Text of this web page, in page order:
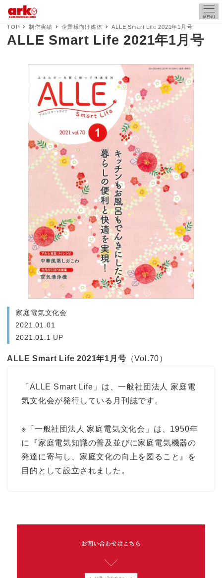
MENU
TOP 制作実績 企業様向け媒体 ALLE Smart Life 2021年1月号
ALLE Smart Life 2021年1月号
家庭電気文化会
2021.01.01
2021.01.1 UP
ALLE Smart Life 2021年1月号 （Vol.70）
「ALLE Smart Life」は、一般社団法人 家庭電
気文化会が発行している月刊誌です。
※「一般社団法人 家庭電気文化会」は、1950年
に『家庭電気知識の普及並びに家庭電気機器の
発達に寄与し、家庭文化の向上を図ること』を
目的として設立されました。